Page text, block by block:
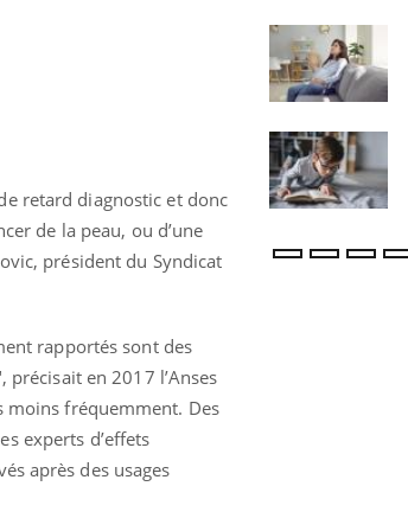
retard diagnostic et donc
de la peau, ou d’une
président du Syndicat
rapportés sont des
en 2017 l’Anses
moins fréquemment. Des
experts d’effets
après des usages